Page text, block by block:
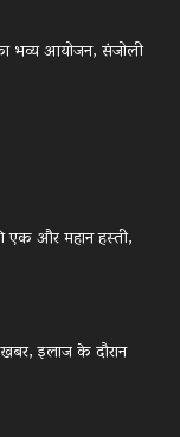
भव्य आयोजन, संजोली
एक और महान हस्ती,
इलाज के दौरान